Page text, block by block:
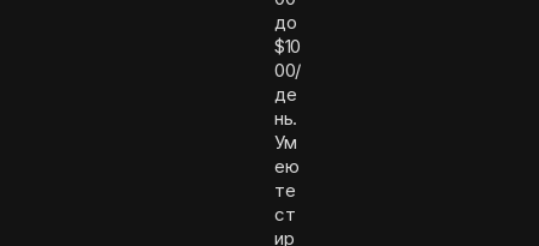
до
$10
00/
де
нь.
Ум
ею
те
ст
ир